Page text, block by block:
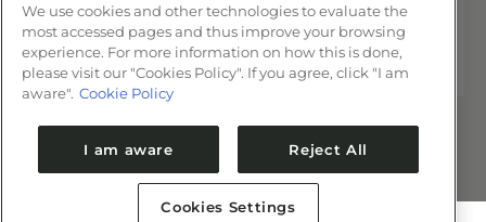
We use cookies and other technologies to evaluate the
most accessed pages and thus improve your browsing
experience. For more information on how this is done,
please visit our "Cookies Policy". If you agree, click "I am
aware". Cookie Policy
I am aware Reject All
Cookies Settings